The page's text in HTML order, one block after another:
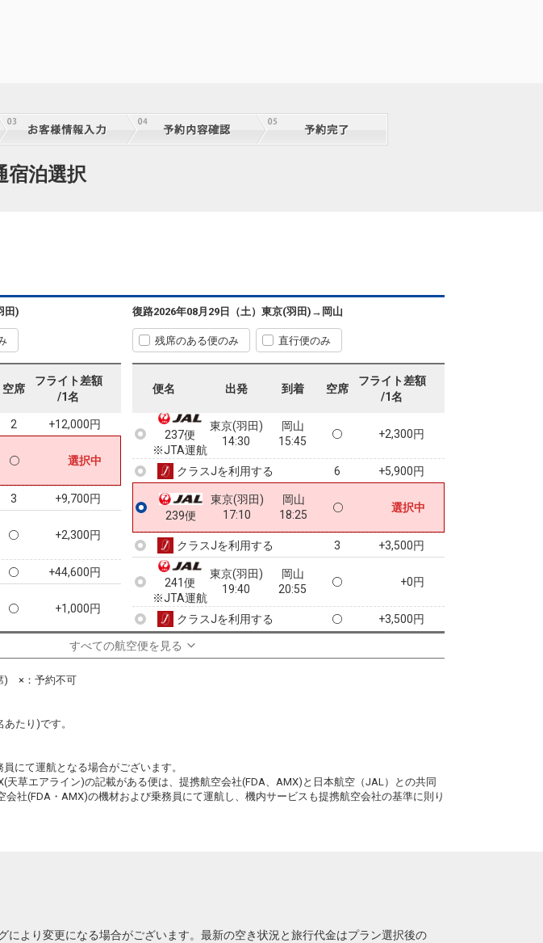
宿泊選択
田)
空席
フライト差額
/1名
3
+2,300円
2 +12,000円
選択中
3 +9,700円
+2,300円
+44,600円
+1,000円
+22,500円
復路2026年08月29日（土） 東京(羽田) → 岡山
残席のある便のみ 直行便のみ
便名 出発 到着 空席
フライト差額
/1名
231便
08:05
09:20
233便
東京(羽田)
10:20
岡山
11:35
+3,300円
クラスJを利用する 8 +5,900円
237便
※JTA運航
東京(羽田)
14:30
岡山
15:45
+2,300円
クラスJを利用する 6 +5,900円
239便
東京(羽田)
17:10
岡山
18:25
選択中
クラスJを利用する 3 +3,500円
241便
※JTA運航
東京(羽田)
19:40
岡山
20:55
+0円
クラスJを利用する +3,500円
すべての航空便を見る
) ×：予約不可
たり)です。
にて運航となる場合がございます。
天草エアライン)の記載がある便は、提携航空会社(FDA、AMX)と日本航空（JAL）との共同
社(FDA・AMX)の機材および乗務員にて運航し、機内サービスも提携航空会社の基準に則り
より変更になる場合がございます。最新の空き状況と旅行代金はプラン選択後の